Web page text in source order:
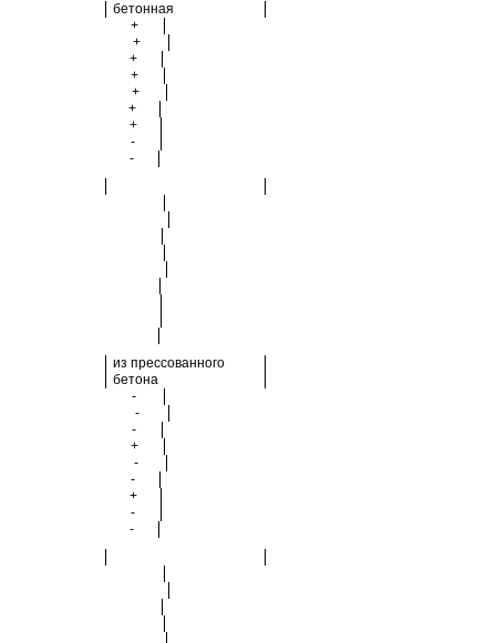
бетонная
+
+
+
+
+
+
+
-
-
из прессованного
бетона
-
-
-
+
-
-
+
-
-